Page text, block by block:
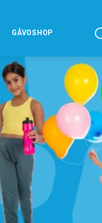
GÅVOSHOP